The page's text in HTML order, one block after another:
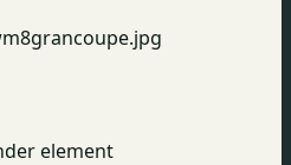
element